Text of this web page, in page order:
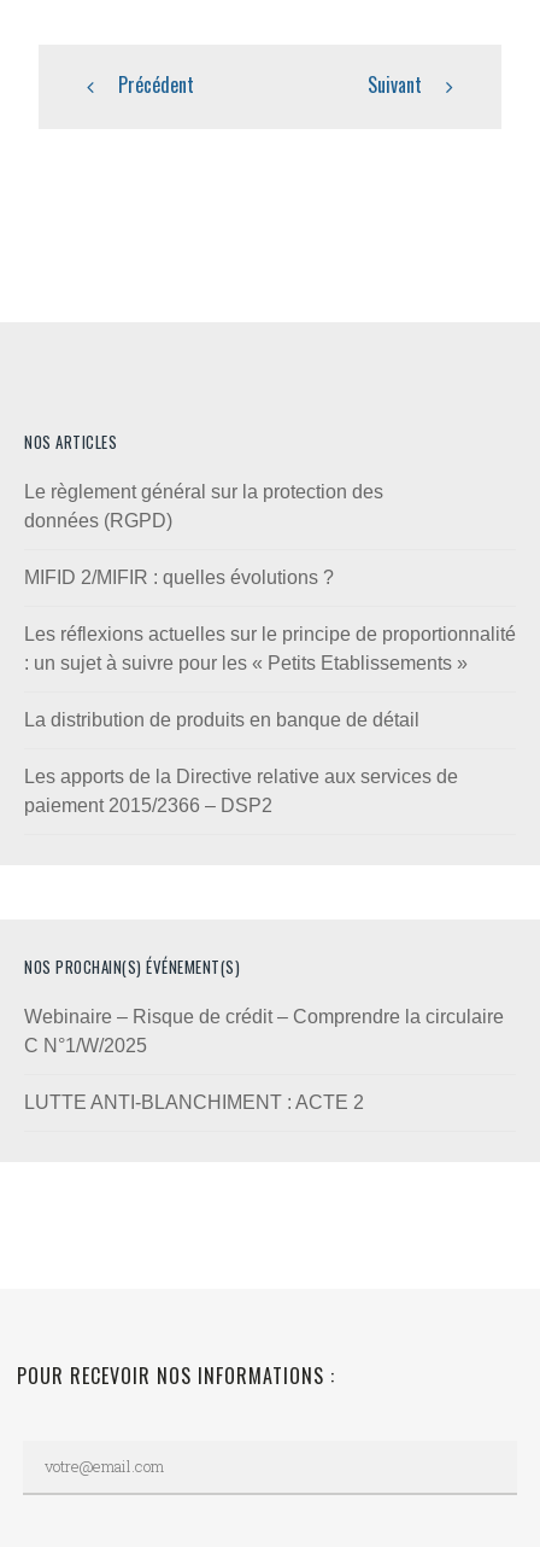
Précédent Suivant
NOS ARTICLES
Le règlement général sur la protection des
données (RGPD)
MIFID 2/MIFIR : quelles évolutions ?
Les réflexions actuelles sur le principe de proportionnalité
: un sujet à suivre pour les « Petits Etablissements »
La distribution de produits en banque de détail
Les apports de la Directive relative aux services de
paiement 2015/2366 – DSP2
NOS PROCHAIN(S) ÉVÉNEMENT(S)
Webinaire – Risque de crédit – Comprendre la circulaire
C N°1/W/2025
LUTTE ANTI-BLANCHIMENT : ACTE 2
POUR RECEVOIR NOS INFORMATIONS :